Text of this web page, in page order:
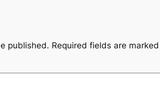
published. Required fields are marked